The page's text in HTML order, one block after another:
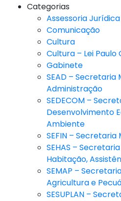
Categorias
Assessoria Jurídica
Comunicação
Cultura
Cultura – Lei Paulo
Gabinete
SEAD – Secretaria
Administração
SEDECOM –
Desenvolvimento
Ambiente
SEFIN –
SEHAS –
Habitação,
SEMAP –
Agricultura e
SESUPLAN –